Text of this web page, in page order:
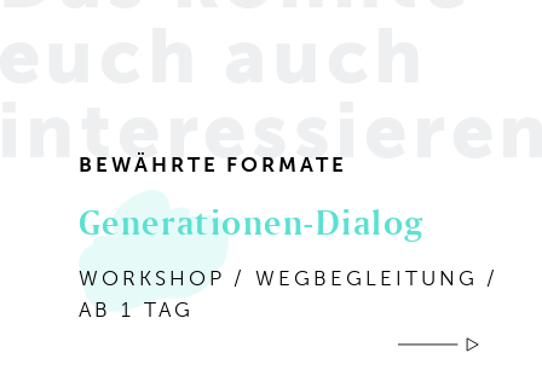
BEWÄHRTE FORMATE
Generationen-Dialog
WORKSHOP / WEGBEGLEITUNG /
AB 1 TAG